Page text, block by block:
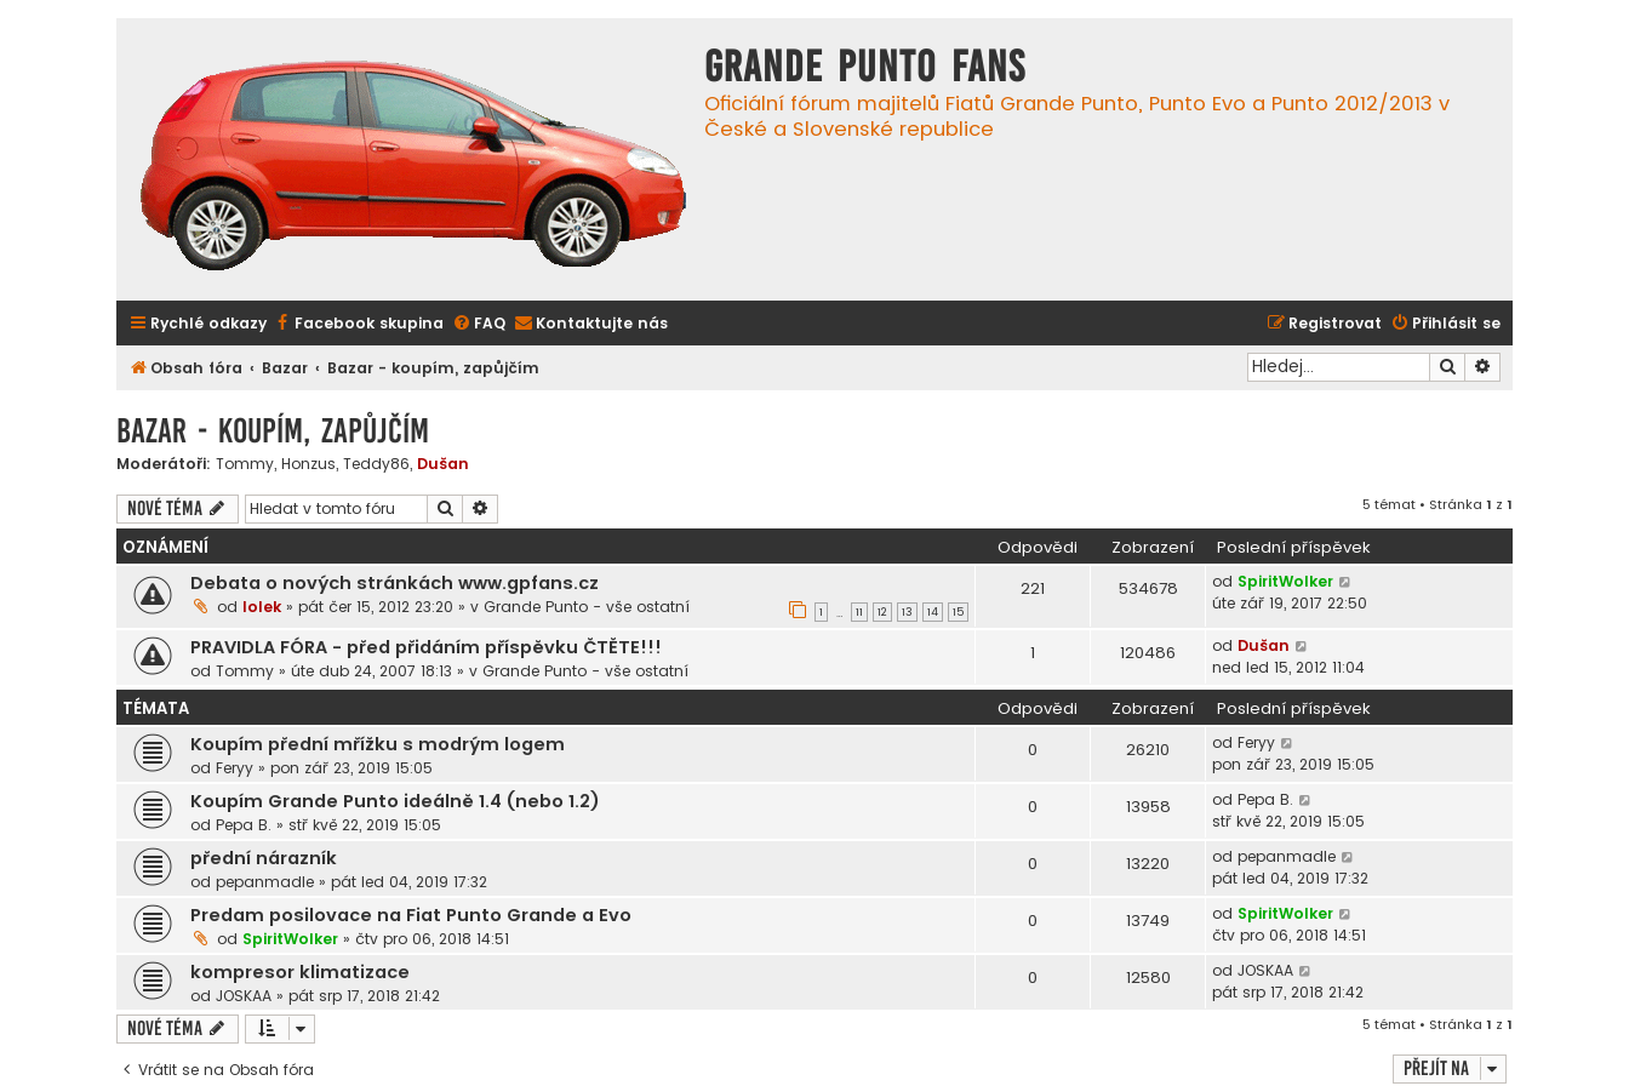
GRANDE PUNTO FANS
Oficiální fórum majitelů Fiatů Grande Punto, Punto Evo a Punto 2012/2013 v
České a Slovenské republice
Rychlé odkazy Facebook skupina FAQ Kontaktujte nás Přihlásit se
Registrovat
Obsah fóra Bazar Bazar - koupím, zapůjčím Hledat
Bazar - koupím, zapůjčím
Moderátoři: Tommy, Honzus, Teddy86, Dušan
Nové téma Hledat 5 témat • Stránka 1 z 1
OZNÁMENÍ Odpovědi Zobrazení Poslední příspěvek
Debata o nových stránkách www.gpfans.cz
od lolek » pát čer 15, 2012 23:20 » v Grande Punto - vše ostatní 1 … 11 12 13 14 15
221 534678 od SpiritWolker
úte zář 19, 2017 22:50
PRAVIDLA FÓRA - před přidáním příspěvku ČTĚTE!!!
od Tommy » úte dub 24, 2007 18:13 » v Grande Punto - vše ostatní
1 120486 od Dušan
ned led 15, 2012 11:04
TÉMATA Odpovědi Zobrazení Poslední příspěvek
Koupím přední mřížku s modrým logem
od Feryy » pon zář 23, 2019 15:05
0 26210 od Feryy
pon zář 23, 2019 15:05
Koupím Grande Punto ideálně 1.4 (nebo 1.2)
od Pepa B. » stř kvě 22, 2019 15:05
0 13958 od Pepa B.
stř kvě 22, 2019 15:05
přední nárazník
od pepanmadle » pát led 04, 2019 17:32
0 13220 od pepanmadle
pát led 04, 2019 17:32
Predam posilovace na Fiat Punto Grande a Evo
od SpiritWolker » čtv pro 06, 2018 14:51
0 13749 od SpiritWolker
čtv pro 06, 2018 14:51
kompresor klimatizace
od JOSKAA » pát srp 17, 2018 21:42
0 12580 od JOSKAA
pát srp 17, 2018 21:42
Nové téma 5 témat • Stránka 1 z 1
Vrátit se na Obsah fóra Přejít na